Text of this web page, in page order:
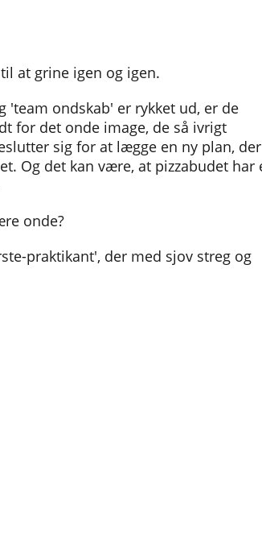
at grine igen og igen.
'team ondskab' er rykket ud, er de
for det onde image, de så ivrigt
sig for at lægge en ny plan, der
Og det kan være, at pizzabudet har
onde?
praktikant', der med sjov streg og